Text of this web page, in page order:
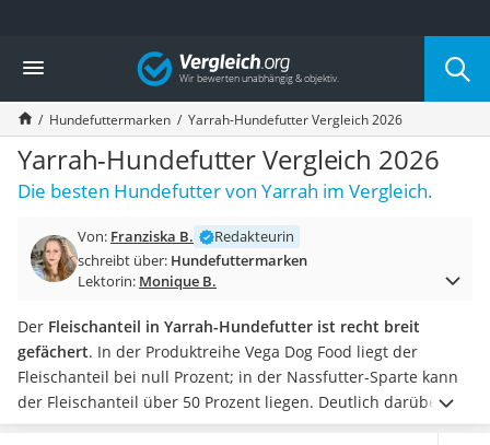
Die beliebtesten Vergleiche nach Kategorie
Drogerie
Inhalator
Haarschneider
Rollator
Braun Rasierer
Katzenklappe (Chip)
Masturbator
Massagepistole
Reisehaartrockner
Eiweißpulver
Magnesiumpräparat
Katzenklappe
Nackenmassagegerät
Vergleich
Hundefuttermarken Yarrah-Hundefutter Vergleich 2026
Yarrah-Hundefutter Vergleich 2026
Die besten Hundefutter von Yarrah im Vergleich.
Von: Franziska B.
Redakteurin
schreibt über: Hundefuttermarken
Lektorin: Monique B.
Der Fleischanteil in Yarrah-Hundefutter ist recht breit
gefächert. In der Produktreihe Vega Dog Food liegt der
Fleischanteil bei null Prozent; in der Nassfutter-Sparte kann
der Fleischanteil über 50 Prozent liegen. Deutlich darüber
liegt der Fleischanteil inHundefutter mit hohem